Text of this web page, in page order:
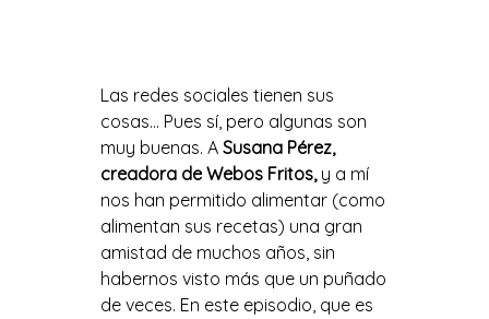
Las redes sociales tienen sus
cosas… Pues sí, pero algunas son
muy buenas. A Susana Pérez,
creadora de Webos Fritos, y a mí
nos han permitido alimentar (como
alimentan sus recetas) una gran
amistad de muchos años, sin
habernos visto más que un puñado
de veces. En este episodio, que es